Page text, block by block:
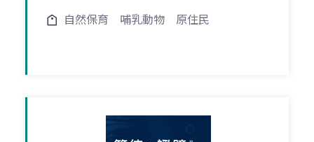
自然保育 哺乳動物 原住民